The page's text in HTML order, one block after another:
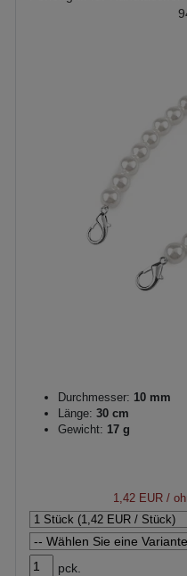
Durchmesser: 10 mm
Länge: 30 cm
Gewicht: 17 g
1,42 EUR /
pck.